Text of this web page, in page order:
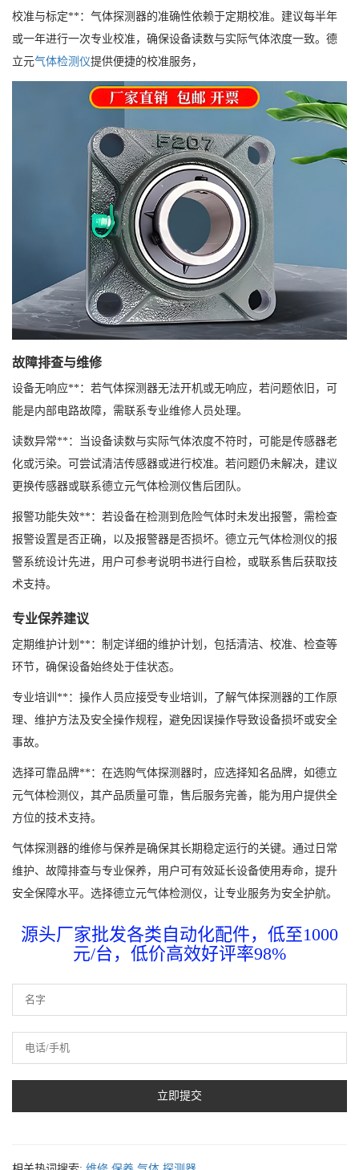
校准与标定**：气体探测器的准确性依赖于定期校准。建议每半年
或一年进行一次专业校准，确保设备读数与实际气体浓度一致。德
立元气体检测仪提供便捷的校准服务，
故障排查与维修
设备无响应**：若气体探测器无法开机或无响应，若问题依旧，可
能是内部电路故障，需联系专业维修人员处理。
读数异常**：当设备读数与实际气体浓度不符时，可能是传感器老
化或污染。可尝试清洁传感器或进行校准。若问题仍未解决，建议
更换传感器或联系德立元气体检测仪售后团队。
报警功能失效**：若设备在检测到危险气体时未发出报警，需检查
报警设置是否正确，以及报警器是否损坏。德立元气体检测仪的报
警系统设计先进，用户可参考说明书进行自检，或联系售后获取技
术支持。
专业保养建议
定期维护计划**：制定详细的维护计划，包括清洁、校准、检查等
环节，确保设备始终处于佳状态。
专业培训**：操作人员应接受专业培训，了解气体探测器的工作原
理、维护方法及安全操作规程，避免因误操作导致设备损坏或安全
事故。
选择可靠品牌**：在选购气体探测器时，应选择知名品牌，如德立
元气体检测仪，其产品质量可靠，售后服务完善，能为用户提供全
方位的技术支持。
气体探测器的维修与保养是确保其长期稳定运行的关键。通过日常
维护、故障排查与专业保养，用户可有效延长设备使用寿命，提升
安全保障水平。选择德立元气体检测仪，让专业服务为安全护航。
源头厂家批发各类自动化配件，低至1000
元/台，低价高效好评率98%